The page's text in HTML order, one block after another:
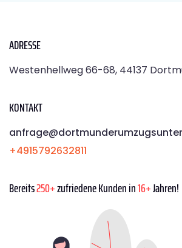
ADRESSE
Westenhellweg 66-68, 44137
KONTAKT
+4915792632811
Bereits250+zufriedene Kunden in16+Jahren!